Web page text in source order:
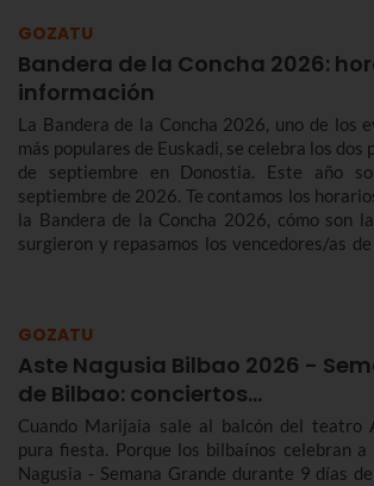
GOZATU
Bandera de la Concha 2026:
información
La Bandera de la Concha 2026, uno de los
más populares de Euskadi, se celebra los dos
de septiembre en Donostia. Este año
septiembre de 2026. Te contamos los
la Bandera de la Concha 2026, cómo son
surgieron y repasamos los vencedores/as
GOZATU
Aste Nagusia Bilbao 2026 -
de Bilbao: conciertos…
Cuando Marijaia sale al balcón del teatro
pura fiesta. Porque los bilbaínos celebran
Nagusia - Semana Grande durante 9 días